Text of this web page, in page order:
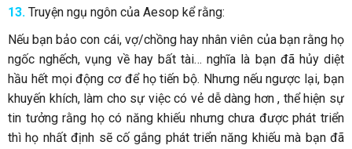
13. Truyện ngụ ngôn của Aesop kể rằng:
Nếu bạn bảo con cái, vợ/chồng hay nhân viên của bạn rằng họ
ngốc nghếch, vụng về hay bất tài… nghĩa là bạn đã hủy diệt
hầu hết mọi động cơ để họ tiến bộ. Nhưng nếu ngược lại, bạn
khuyến khích, làm cho sự việc có vẻ dễ dàng hơn , thể hiện sự
tin tưởng rằng họ có năng khiếu nhưng chưa được phát triển
thì họ nhất định sẽ cố gắng phát triển năng khiếu mà bạn đã